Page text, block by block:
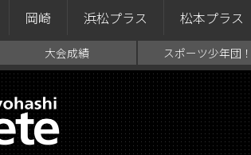
岡崎 浜松プラス 松本プラス
大会成績 スポーツ少年団！